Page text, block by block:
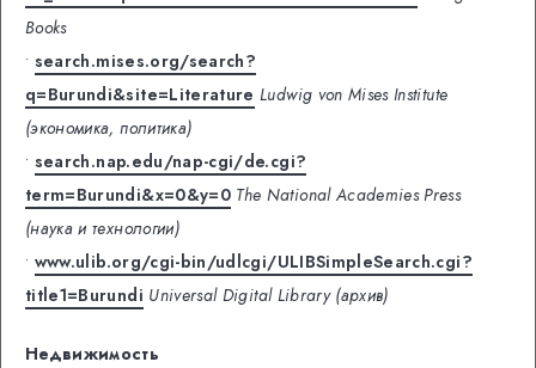
Books
• search.mises.org/search?
q=Burundi&site=Literature Ludwig von Mises Institute
(экономика, политика)
• search.nap.edu/nap-cgi/de.cgi?
term=Burundi&x=0&y=0 The National Academies Press
(наука и технологии)
• www.ulib.org/cgi-bin/udlcgi/ULIBSimpleSearch.cgi?
title1=Burundi Universal Digital Library (архив)
Недвижимость